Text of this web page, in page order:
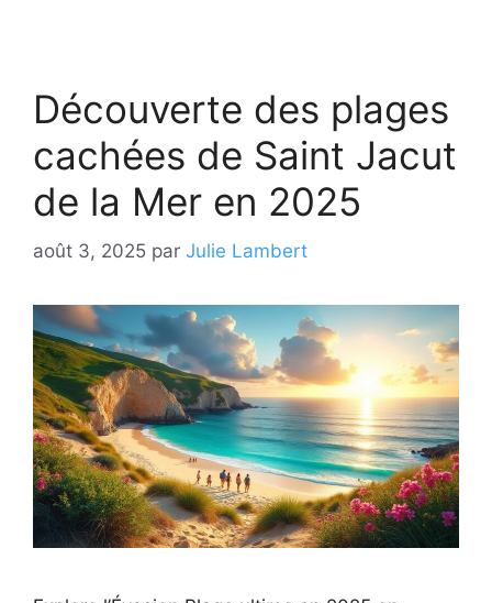
Découverte des plages
cachées de Saint Jacut
de la Mer en 2025
août 3, 2025 par Julie Lambert